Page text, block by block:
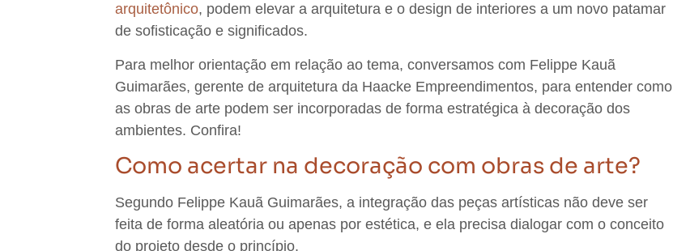
arquitetônico, podem elevar a arquitetura e o design de interiores a um novo patamar
de sofisticação e significados.
Para melhor orientação em relação ao tema, conversamos com Felippe Kauã
Guimarães, gerente de arquitetura da Haacke Empreendimentos, para entender como
as obras de arte podem ser incorporadas de forma estratégica à decoração dos
ambientes. Confira!
Como acertar na decoração com obras de arte?
Segundo Felippe Kauã Guimarães, a integração das peças artísticas não deve ser
feita de forma aleatória ou apenas por estética, e ela precisa dialogar com o conceito
do projeto desde o princípio.